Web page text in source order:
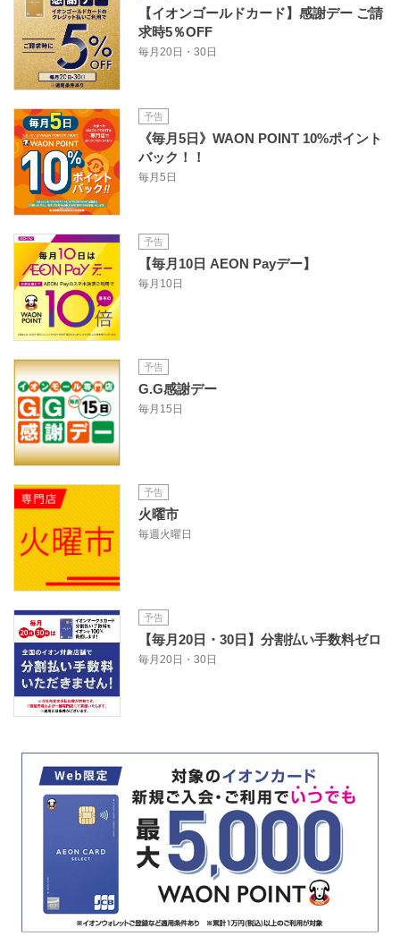
【イオンゴールドカード】感謝デー ご請
求時5％OFF
毎月20日・30日
予告
《毎月5日》WAON POINT 10%ポイント
バック！！
毎月5日
予告
【毎月10日 AEON Payデー】
毎月10日
予告
G.G感謝デー
毎月15日
予告
火曜市
毎週火曜日
予告
【毎月20日・30日】分割払い手数料ゼロ
毎月20日・30日